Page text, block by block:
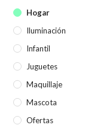
Hogar
Iluminación
Infantil
Juguetes
Maquillaje
Mascota
Ofertas